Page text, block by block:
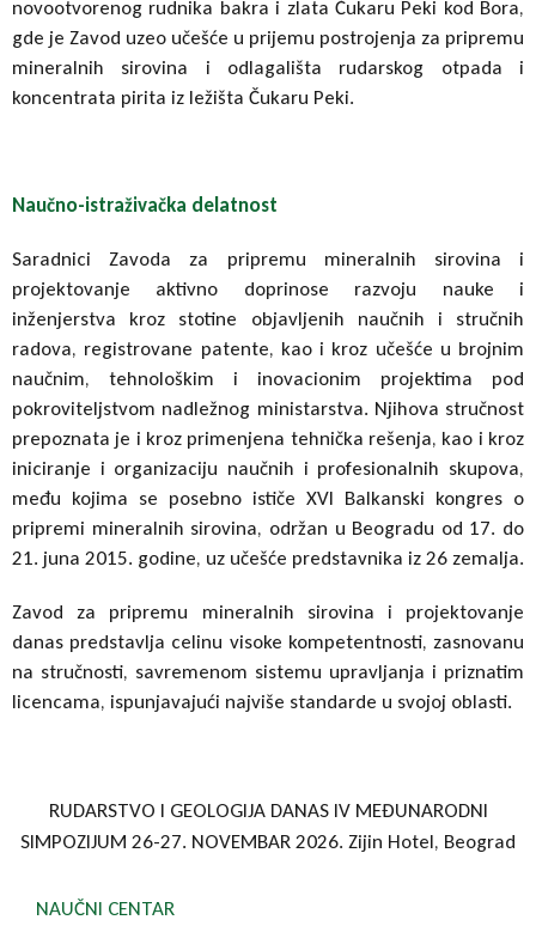
novootvorenog rudnika bakra i zlata Čukaru Peki kod Bora,
gde je Zavod uzeo učešće u prijemu postrojenja za pripremu
mineralnih sirovina i odlagališta rudarskog otpada i
koncentrata pirita iz ležišta Čukaru Peki.
Naučno-istraživačka delatnost
Saradnici Zavoda za pripremu mineralnih sirovina i
projektovanje aktivno doprinose razvoju nauke i
inženjerstva kroz stotine objavljenih naučnih i stručnih
radova, registrovane patente, kao i kroz učešće u brojnim
naučnim, tehnološkim i inovacionim projektima pod
pokroviteljstvom nadležnog ministarstva. Njihova stručnost
prepoznata je i kroz primenjena tehnička rešenja, kao i kroz
iniciranje i organizaciju naučnih i profesionalnih skupova,
među kojima se posebno ističe XVI Balkanski kongres o
pripremi mineralnih sirovina, održan u Beogradu od 17. do
21. juna 2015. godine, uz učešće predstavnika iz 26 zemalja.
Zavod za pripremu mineralnih sirovina i projektovanje
danas predstavlja celinu visoke kompetentnosti, zasnovanu
na stručnosti, savremenom sistemu upravljanja i priznatim
licencama, ispunjavajući najviše standarde u svojoj oblasti.
RUDARSTVO I GEOLOGIJA DANAS IV MEĐUNARODNI
SIMPOZIJUM 26-27. NOVEMBAR 2026. Zijin Hotel, Beograd
NAUČNI CENTAR